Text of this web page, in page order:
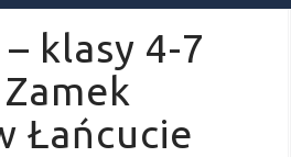
klasy 4-7
Łańcucie